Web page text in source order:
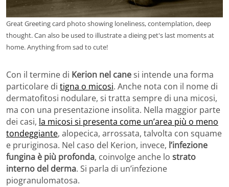
Great Greeting card photo showing loneliness, contemplation, deep
thought. Can also be used to illustrate a dieing pet's last moments at
home. Anything from sad to cute!
Con il termine di Kerion nel canesi intende una forma
particolare di tigna o micosi. Anche nota con il nome di
dermatofitosi nodulare, si tratta sempre di una micosi,
ma con una presentazione insolita. Nella maggior parte
dei casi, la micosi si presenta come un’area più o meno
tondeggiante, alopecica, arrossata, talvolta con squame
e pruriginosa. Nel caso del Kerion, invece, l’infezione
fungina è più profonda, coinvolge anche lo strato
interno del derma. Si parla di un’infezione
piogranulomatosa.